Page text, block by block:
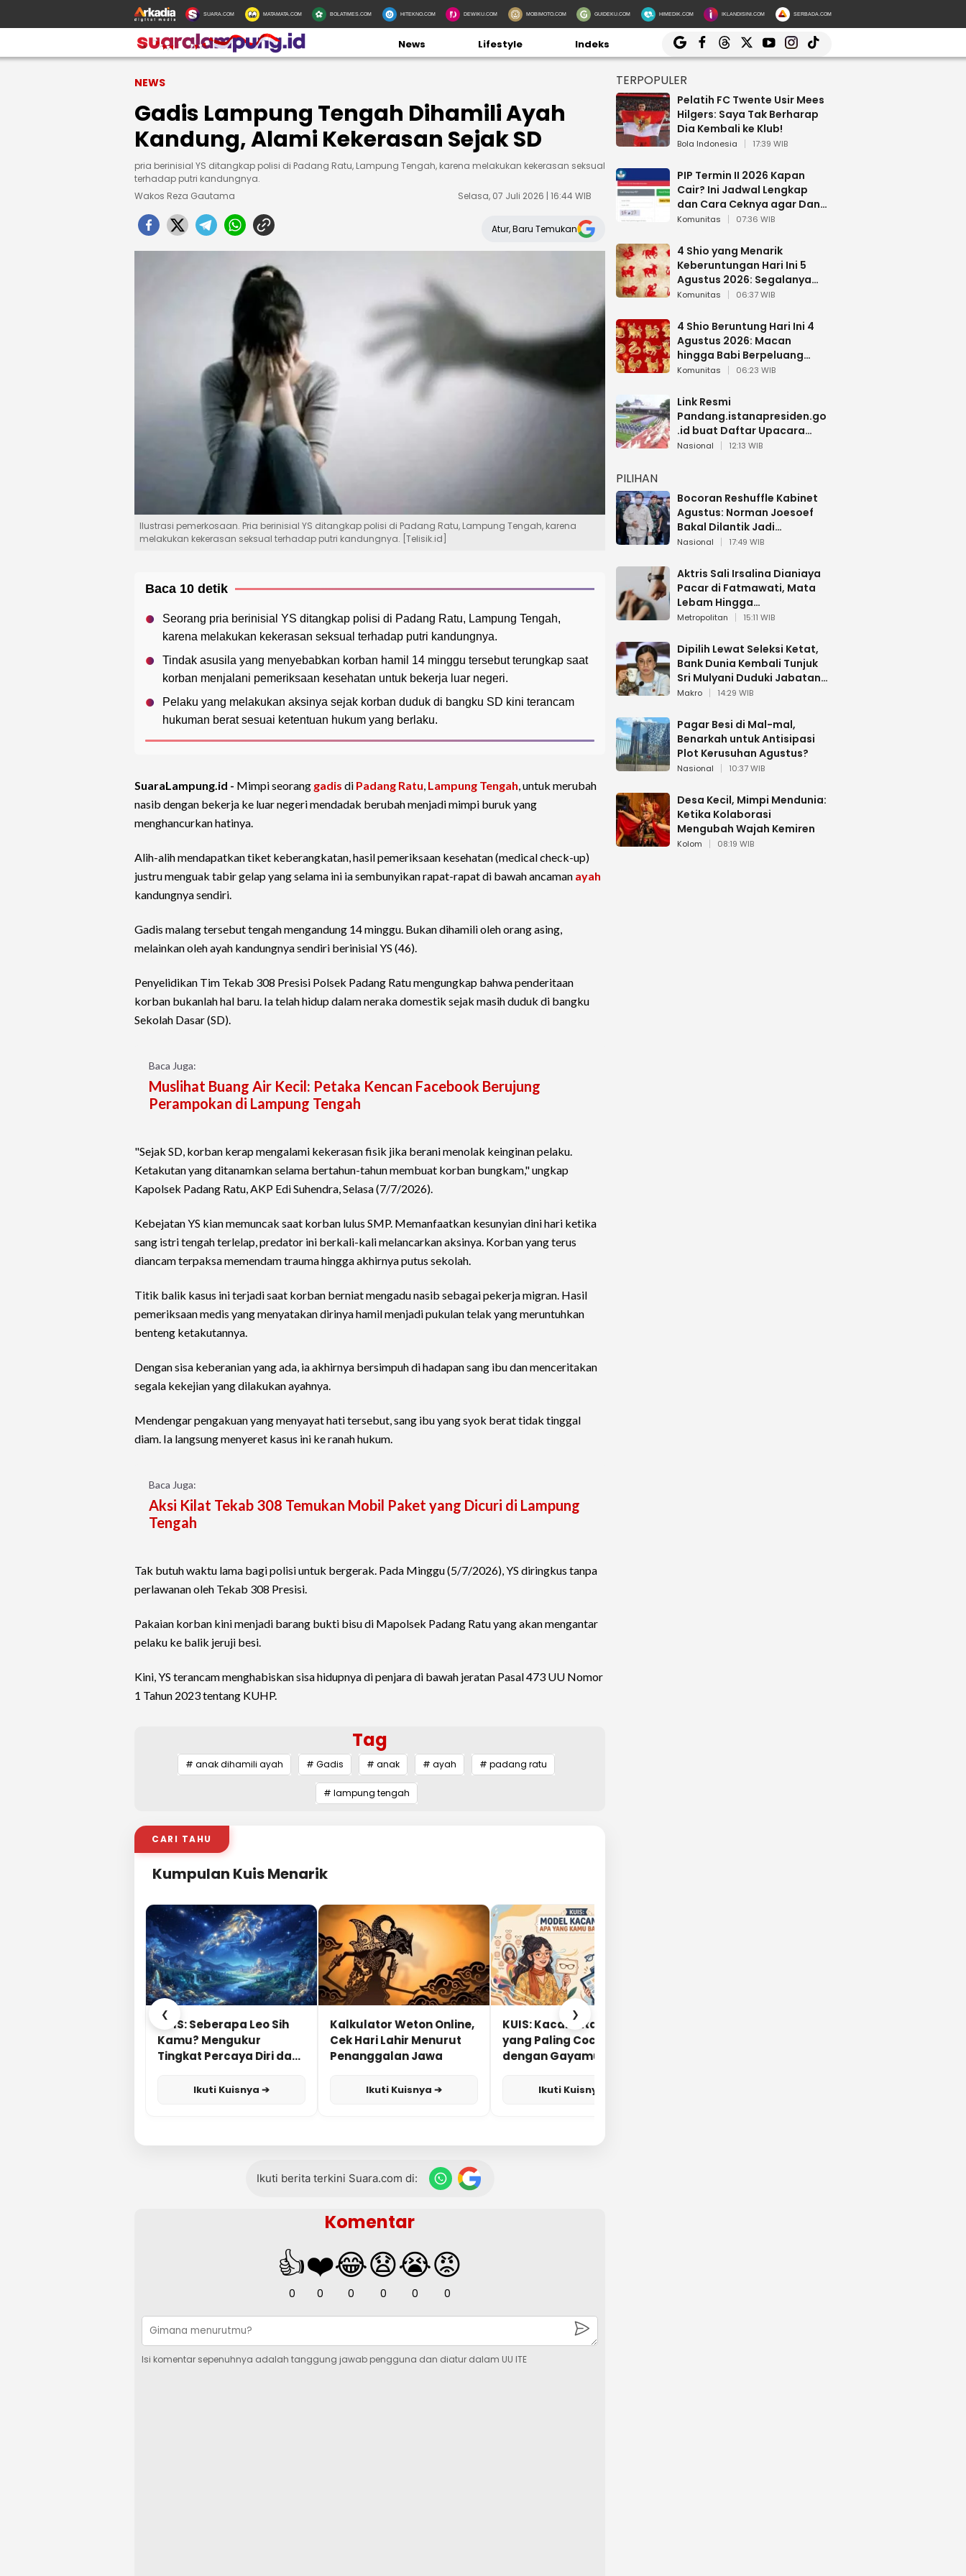
SUARA.COM MATAMATA.COM BOLATIMES.COM HITEKNO.COM DEWIKU.COM MOBIMOTO.COM GUIDEKU.COM HIMEDIK.COM IKLANDISINI.COM SERBADA.COM
News Lifestyle Indeks
NEWS
Gadis Lampung Tengah Dihamili Ayah
Kandung, Alami Kekerasan Sejak SD
pria berinisial YS ditangkap polisi di Padang Ratu, Lampung Tengah, karena melakukan kekerasan seksual
terhadap putri kandungnya.
Wakos Reza Gautama
Selasa, 07 Juli 2026 | 16:44 WIB
Atur, Baru Temukan
Ilustrasi pemerkosaan. Pria berinisial YS ditangkap polisi di Padang Ratu, Lampung Tengah, karena
melakukan kekerasan seksual terhadap putri kandungnya. [Telisik.id]
Baca 10 detik
Seorang pria berinisial YS ditangkap polisi di Padang Ratu, Lampung Tengah,
karena melakukan kekerasan seksual terhadap putri kandungnya.
Tindak asusila yang menyebabkan korban hamil 14 minggu tersebut terungkap saat
korban menjalani pemeriksaan kesehatan untuk bekerja luar negeri.
Pelaku yang melakukan aksinya sejak korban duduk di bangku SD kini terancam
hukuman berat sesuai ketentuan hukum yang berlaku.
SuaraLampung.id - Mimpi seorang gadis di Padang Ratu, Lampung Tengah, untuk merubah
nasib dengan bekerja ke luar negeri mendadak berubah menjadi mimpi buruk yang
menghancurkan hatinya.
Alih-alih mendapatkan tiket keberangkatan, hasil pemeriksaan kesehatan (medical check-up)
justru menguak tabir gelap yang selama ini ia sembunyikan rapat-rapat di bawah ancaman ayah
kandungnya sendiri.
Gadis malang tersebut tengah mengandung 14 minggu. Bukan dihamili oleh orang asing,
melainkan oleh ayah kandungnya sendiri berinisial YS (46).
Penyelidikan Tim Tekab 308 Presisi Polsek Padang Ratu mengungkap bahwa penderitaan
korban bukanlah hal baru. Ia telah hidup dalam neraka domestik sejak masih duduk di bangku
Sekolah Dasar (SD).
Baca Juga:
Muslihat Buang Air Kecil: Petaka Kencan Facebook Berujung
Perampokan di Lampung Tengah
"Sejak SD, korban kerap mengalami kekerasan fisik jika berani menolak keinginan pelaku.
Ketakutan yang ditanamkan selama bertahun-tahun membuat korban bungkam," ungkap
Kapolsek Padang Ratu, AKP Edi Suhendra, Selasa (7/7/2026).
Kebejatan YS kian memuncak saat korban lulus SMP. Memanfaatkan kesunyian dini hari ketika
sang istri tengah terlelap, predator ini berkali-kali melancarkan aksinya. Korban yang terus
diancam terpaksa memendam trauma hingga akhirnya putus sekolah.
Titik balik kasus ini terjadi saat korban berniat mengadu nasib sebagai pekerja migran. Hasil
pemeriksaan medis yang menyatakan dirinya hamil menjadi pukulan telak yang meruntuhkan
benteng ketakutannya.
Dengan sisa keberanian yang ada, ia akhirnya bersimpuh di hadapan sang ibu dan menceritakan
segala kekejian yang dilakukan ayahnya.
Mendengar pengakuan yang menyayat hati tersebut, sang ibu yang syok berat tidak tinggal
diam. Ia langsung menyeret kasus ini ke ranah hukum.
Baca Juga:
Aksi Kilat Tekab 308 Temukan Mobil Paket yang Dicuri di Lampung
Tengah
Tak butuh waktu lama bagi polisi untuk bergerak. Pada Minggu (5/7/2026), YS diringkus tanpa
perlawanan oleh Tekab 308 Presisi.
Pakaian korban kini menjadi barang bukti bisu di Mapolsek Padang Ratu yang akan mengantar
pelaku ke balik jeruji besi.
Kini, YS terancam menghabiskan sisa hidupnya di penjara di bawah jeratan Pasal 473 UU Nomor
1 Tahun 2023 tentang KUHP.
Tag
# anak dihamili ayah # Gadis # anak # ayah # padang ratu
# lampung tengah
CARI TAHU
Kumpulan Kuis Menarik
❮
KUIS: Seberapa Leo Sih
Kamu? Mengukur
Tingkat Percaya Diri dan
Ikuti Kuisnya ➔
Kalkulator Weton Online,
Cek Hari Lahir Menurut
Penanggalan Jawa
Ikuti Kuisnya ➔
KUIS: Kacamata Apa
yang Paling Cocok
dengan Gayamu?
Ikuti Kuisnya ➔
❯
Ikuti berita terkini Suara.com di:
Komentar
👍
0
❤️
0
😂
0
😧
0
😭
0
😡
0
Isi komentar sepenuhnya adalah tanggung jawab pengguna dan diatur dalam UU ITE
TERPOPULER
Pelatih FC Twente Usir Mees
Hilgers: Saya Tak Berharap
Dia Kembali ke Klub!
Bola Indonesia 17:39 WIB
PIP Termin II 2026 Kapan
Cair? Ini Jadwal Lengkap
dan Cara Ceknya agar Dana
Tidak Hangus!
Komunitas 07:36 WIB
4 Shio yang Menarik
Keberuntungan Hari Ini 5
Agustus 2026: Segalanya
Berjalan Lancar
Komunitas 06:37 WIB
4 Shio Beruntung Hari Ini 4
Agustus 2026: Macan
hingga Babi Berpeluang
Dapat Kabar Baik
Komunitas 06:23 WIB
Link Resmi
Pandang.istanapresiden.go
.id buat Daftar Upacara
Bendera HUT RI di Istana
Nasional 12:13 WIB
PILIHAN
Bocoran Reshuffle Kabinet
Agustus: Norman Joesoef
Bakal Dilantik Jadi
Wamenhan RI
Nasional 17:49 WIB
Aktris Sali Irsalina Dianiaya
Pacar di Fatmawati, Mata
Lebam Hingga
Diselamatkan Polantas
Metropolitan 15:11 WIB
Dipilih Lewat Seleksi Ketat,
Bank Dunia Kembali Tunjuk
Sri Mulyani Duduki Jabatan
Strategis
Makro 14:29 WIB
Pagar Besi di Mal-mal,
Benarkah untuk Antisipasi
Plot Kerusuhan Agustus?
Nasional 10:37 WIB
Desa Kecil, Mimpi Mendunia:
Ketika Kolaborasi
Mengubah Wajah Kemiren
Kolom 08:19 WIB